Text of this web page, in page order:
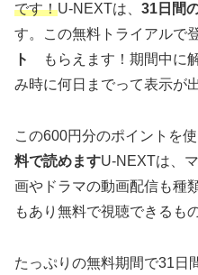
です！U-NEXTは、 31日間
す。この無料トライアルで
ト
もらえます！期間中に
み時に何日までって表示が
この600円分のポイントを
料で読めますU-NEXTは、
画やドラマの動画配信も種
もあり無料で視聴できるも
たっぷりの無料期間で31日